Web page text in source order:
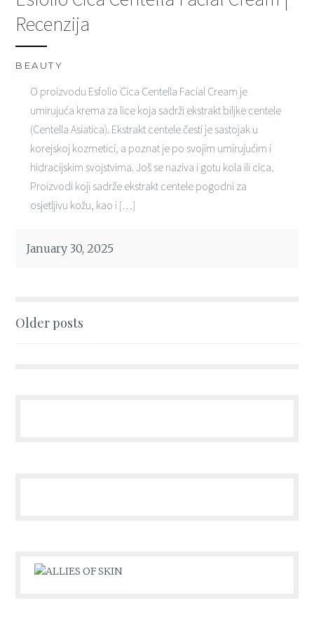
Recenzija
BEAUTY
O proizvodu Esfolio Cica Centella Facial Cream je
umirujuća krema za lice koja sadrži ekstrakt biljke centele
(Centella Asiatica). Ekstrakt centele česti je sastojak u
korejskoj kozmetici, a poznat je po svojim umirujućim i
hidracijskim svojstvima. Još se naziva i gotu kola ili cica.
Proizvodi koji sadrže ekstrakt centele pogodni za
osjetljivu kožu, kao i […]
January 30, 2025
Posts
Older posts